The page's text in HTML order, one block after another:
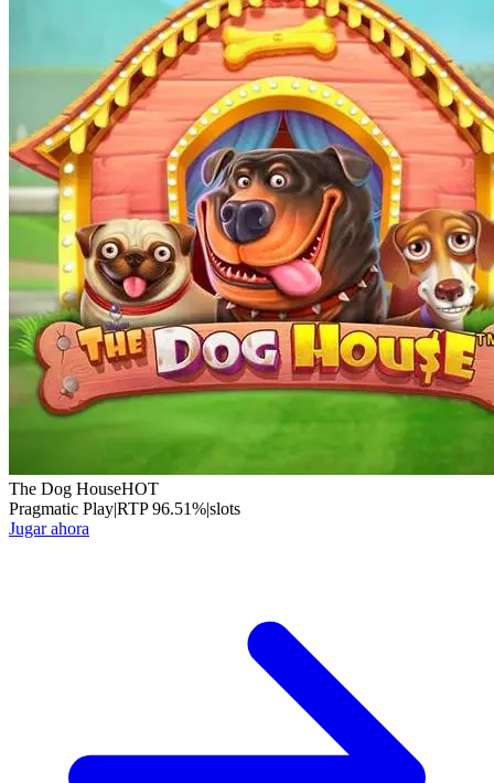
The Dog HouseHOT
Pragmatic Play|RTP96.51%|slots
Jugar ahora